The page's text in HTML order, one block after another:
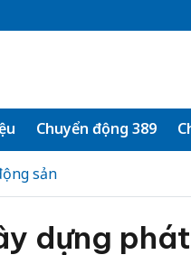
Chuyển động 389
sản
dựng